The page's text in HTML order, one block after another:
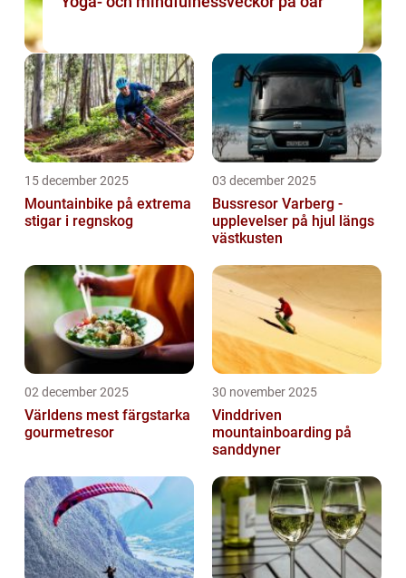
15 december 2025
Mountainbike på extrema
stigar i regnskog
03 december 2025
Bussresor Varberg -
upplevelser på hjul längs
västkusten
02 december 2025
Världens mest färgstarka
gourmetresor
30 november 2025
Vinddriven
mountainboarding på
sanddyner